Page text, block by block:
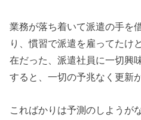
業務が落ち着いて派遣の手を
り、慣習で派遣を雇ってたけ
在だった、派遣社員に一切興
すると、一切の予兆なく更新
こればかりは予測のしようが